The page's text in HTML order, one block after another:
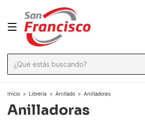
Inicio > Librería > Anillado > Anilladoras
Anilladoras